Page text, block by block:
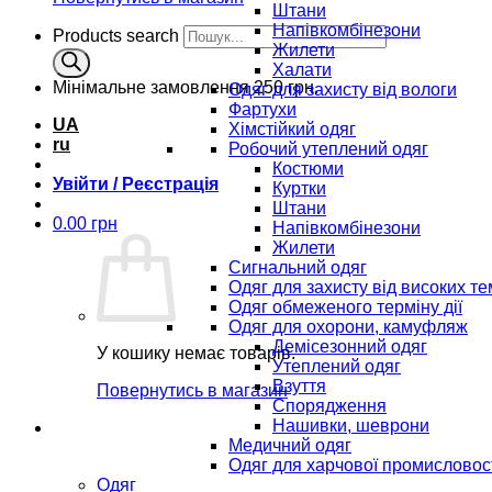
Products search
Мінімальне замовлення250 грн.
UA
ru
Увійти / Реєстрація
0.00 грн
У кошику немає товарів.
Повернутись в магазин
Штани
Напівкомбінезони
Жилети
Халати
Одяг для захисту від вологи
Фартухи
Хімстійкий одяг
Робочий утеплений одяг
Костюми
Куртки
Штани
Напівкомбінезони
Жилети
Сигнальний одяг
Одяг для захисту від високих
Одяг обмеженого терміну дії
Одяг для охорони, камуфляж
Демісезонний одяг
Утеплений одяг
Взуття
Спорядження
Нашивки, шеврони
Медичний одяг
Одяг для харчової
Одяг